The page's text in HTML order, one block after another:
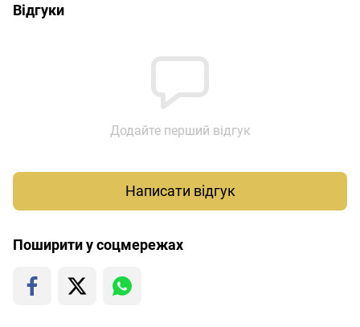
Відгуки
Додайте перший відгук
Написати відгук
Поширити у соцмережах